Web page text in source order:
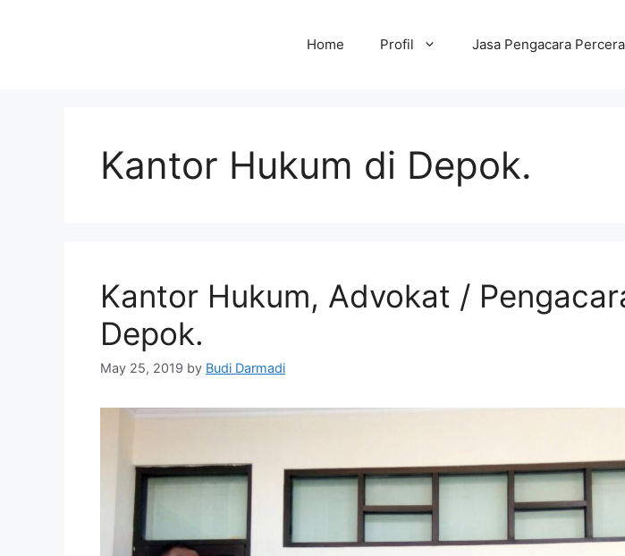
Home Profil Jasa Pengacara
Kantor Hukum di Depok.
Kantor Hukum, Advokat /
Depok.
May 25, 2019 by Budi Darmadi